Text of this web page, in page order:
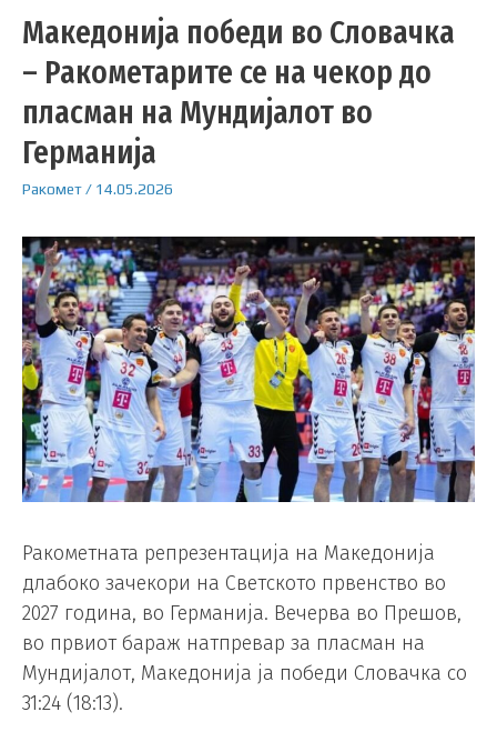
Македонија победи во Словачка
– Ракометарите се на чекор до
пласман на Мундијалот во
Германија
Ракомет/ 14.05.2026
Ракометната репрезентација на Македонија
длабоко зачекори на Светското првенство во
2027 година, во Германија. Вечерва во Прешов,
во првиот бараж натпревар за пласман на
Мундијалот, Македонија ја победи Словачка со
31:24 (18:13).